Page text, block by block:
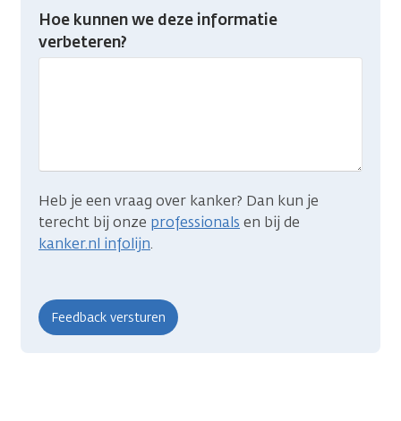
Heb
je
gevonden
Hoe kunnen we deze informatie
verbeteren?
Heb je een vraag over kanker? Dan kun je
terecht bij onze professionals en bij de
kanker.nl infolijn.